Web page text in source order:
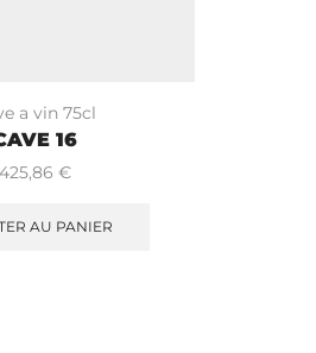
a vin 75cl
16
425,86 €
AU PANIER